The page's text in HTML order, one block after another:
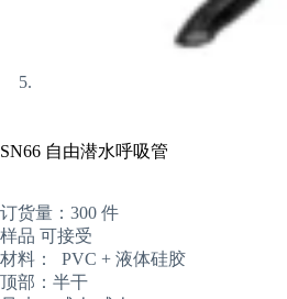
SN66 自由潜水呼吸管
订货量：300 件
样品 可接受
材料： PVC + 液体硅胶
顶部：半干